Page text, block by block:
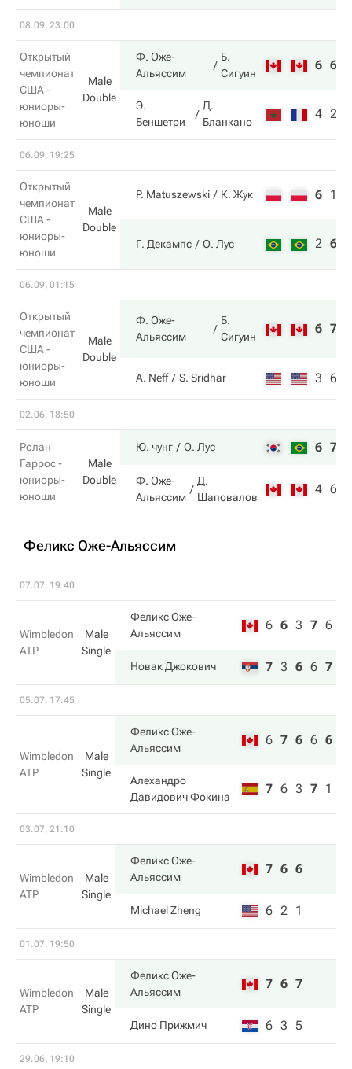
08.09, 23:00
Открытый
чемпионат
США -
юниоры-
юноши
Male
Double
Ф. Оже-
Альяссим
Б.
Сигуин
6 6
Э.
Беншетри
Д.
Бланкано
4 2
06.09, 19:25
Открытый
чемпионат
США -
юниоры-
юноши
Male
Double
P. Matuszewski К. Жук 6 1
Г. Декампс О. Лус 2 6
06.09, 01:15
Открытый
чемпионат
США -
юниоры-
юноши
Male
Double
Ф. Оже-
Альяссим
Б.
Сигуин
6 7
A. Neff S. Sridhar 3 6
02.06, 18:50
Ролан
Гаррос -
юниоры-
юноши
Male
Double
Ю. чунг О. Лус 6 7
Ф. Оже-
Альяссим
Д.
Шаповалов
4 6
Феликс Оже-Альяссим
07.07, 19:40
Wimbledon
ATP
Male
Single
Феликс Оже-
Альяссим
6 6 3 7 6
Новак Джокович 7 3 6 6 7
05.07, 17:45
Wimbledon
ATP
Male
Single
Феликс Оже-
Альяссим
6 7 6 6 6
Алехандро
Давидович Фокина
7 6 3 7 1
03.07, 21:10
Wimbledon
ATP
Male
Single
Феликс Оже-
Альяссим
7 6 6
Michael Zheng 6 2 1
01.07, 19:50
Wimbledon
ATP
Male
Single
Феликс Оже-
Альяссим
7 6 7
Дино Прижмич 6 3 5
29.06, 19:10